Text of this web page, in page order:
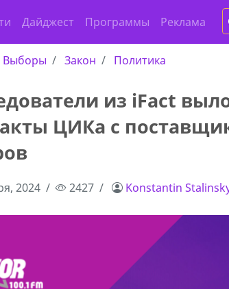
Дайджест Программы Реклама
Выборы Закон Политика
из iFact
ЦИКа с
2024 2427 Konstantin